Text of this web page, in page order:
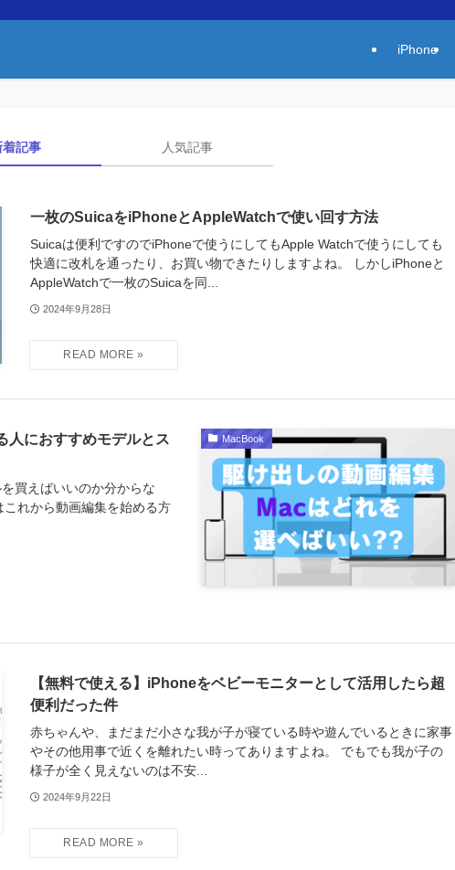
iPhone
着記事 人気記事
一枚のSuicaをiPhoneとAppleWatchで使い回す方法
Suicaは便利ですのでiPhoneで使うにしてもApple Watchで使うにしても
快適に改札を通ったり、お買い物できたりしますよね。 しかしiPhoneと
AppleWatchで一枚のSuicaを同...
2024年9月28日
MacBook
人におすすめモデルとス
買えばいいのか分からな
れから動画編集を始める方
【無料で使える】iPhoneをベビーモニターとして活用したら超
便利だった件
赤ちゃんや、まだまだ小さな我が子が寝ている時や遊んでいるときに家事
やその他用事で近くを離れたい時ってありますよね。 でもでも我が子の
様子が全く見えないのは不安...
2024年9月22日